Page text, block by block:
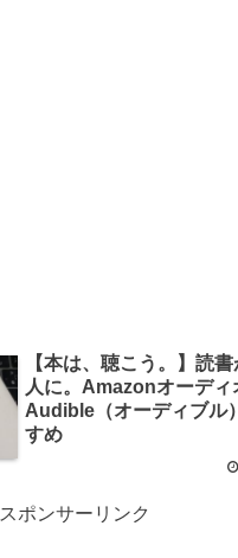
【本は、聴こう。】読
人に。Amazonオーディ
Audible（オーディブル
すめ
スポンサーリンク